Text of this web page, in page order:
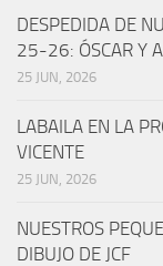
DESPEDIDA DE
25-26: ÓSCAR Y
25 JUN, 2026
LABAILA EN LA
VICENTE
25 JUN, 2026
NUESTROS
DIBUJO DE JCF